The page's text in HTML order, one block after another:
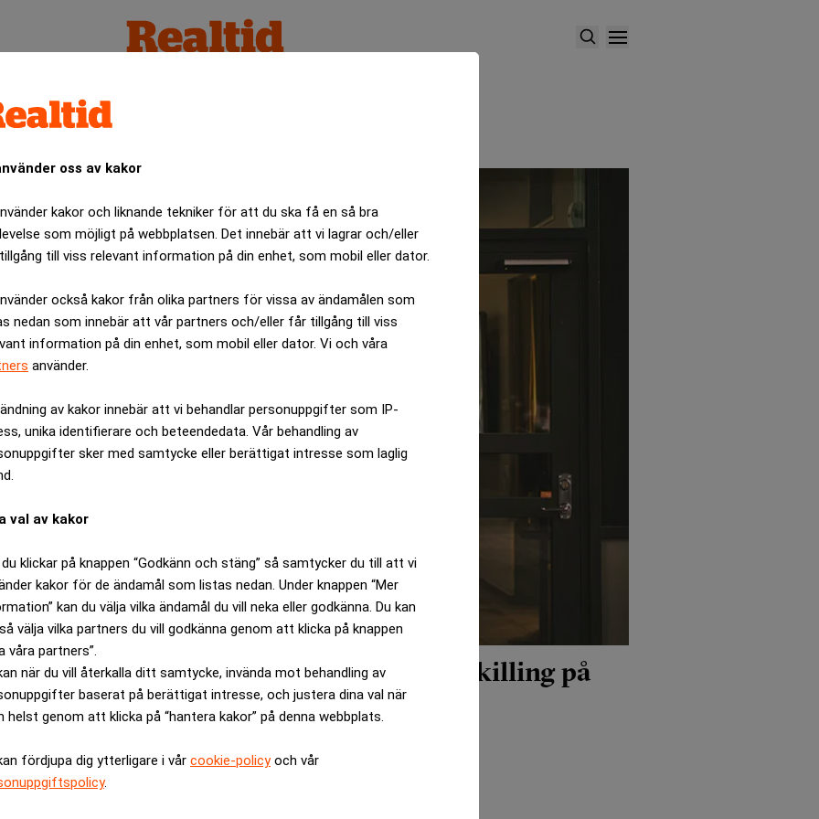
oss av kakor
kakor och liknande tekniker för att du ska få en så bra
som möjligt på webbplatsen. Det innebär att vi lagrar och/eller
till viss relevant information på din enhet, som mobil eller dator.
också kakor från olika partners för vissa av ändamålen som
nedan som innebär att vår partners och/eller får tillgång till viss
information på din enhet, som mobil eller dator. Vi och våra
använder.
av kakor innebär att vi behandlar personuppgifter som IP-
unika identifierare och beteendedata. Vår behandling av
sker med samtycke eller berättigat intresse som laglig
val av kakor
klickar på knappen “Godkänn och stäng” så samtycker du till att vi
kakor för de ändamål som listas nedan. Under knappen “Mer
kan du välja vilka ändamål du vill neka eller godkänna. Du kan
välja vilka partners du vill godkänna genom att klicka på knappen
våra partners”.
när du vill återkalla ditt samtycke, invända mot behandling av
baserat på berättigat intresse, och justera dina val när
helst genom att klicka på “hantera kakor” på denna webbplats.
fördjupa dig ytterligare i vår cookie-policyoch vår
.
och VisualBy - initial köpeskilling på